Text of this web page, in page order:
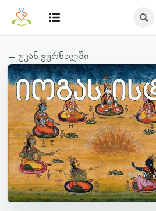
← უკან ჟურნალში